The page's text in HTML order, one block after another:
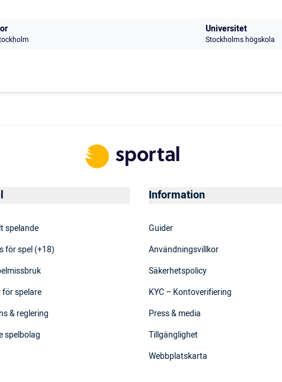
Universitet
Stockholms högskola
spelande
för spel (+18)
spelare
& reglering
spelbolag
Information
Guider
Användningsvillkor
Säkerhetspolicy
KYC – Kontoverifiering
Press & media
Tillgänglighet
Webbplatskarta